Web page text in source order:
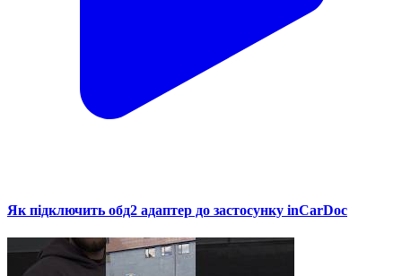
Як підключить обд2 адаптер до застосунку inCarDoc